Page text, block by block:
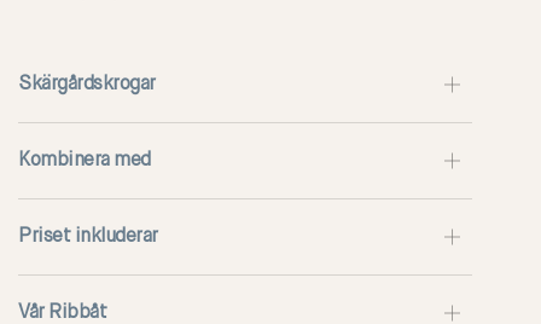
Skärgårdskrogar
Kombinera med
Priset inkluderar
Vår Ribbåt